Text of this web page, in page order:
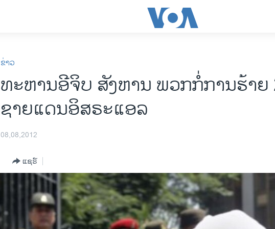
ຂ່າວ
ທະຫານອີຈິບ ສັງຫານ ພວກກໍ່ການຮ້າຍ
ຊາຍແດນອິສຣະແອລ
08,08,2012
ແຊຣ໌